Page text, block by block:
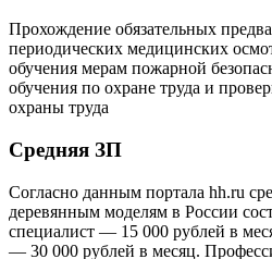
Прохождение обязательных
периодических медицинских
обучения мерам пожарной
обучения по охране труда и
охраны труда
Средняя ЗП
Согласно данным портала hh.ru
деревянным моделям в России
специалист — 15 000 рублей в
— 30 000 рублей в месяц.